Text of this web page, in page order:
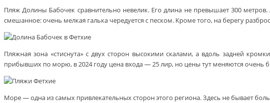
Пляж Долины Бабочек сравнительно невелик. Его длина не превышает 300
смешанное: очень мелкая галька чередуется с песком. Кроме того, на берегу
Пляжная зона «стиснута» с двух сторон высокими скалами, а вдоль задней
прибывших по морю, в 2024 году цена входа — 25 лир, но цены тут меняются очень
Море — одна из самых привлекательных сторон этого региона. Здесь не бывает